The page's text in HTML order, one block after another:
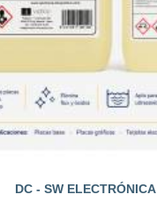
DC - SW ELECTRÓNICA